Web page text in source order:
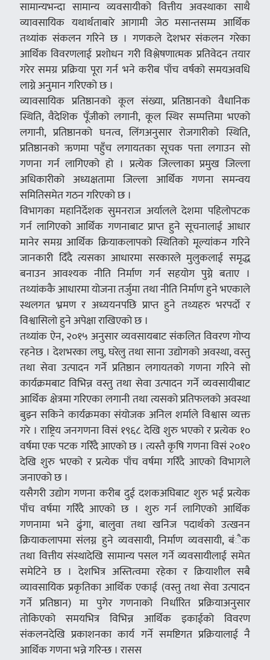
सामान्यभन्दा सामान्य व्यवसायीको वित्तीय अवस्थाका साथै
व्यावसायिक यथार्थताबारे आगामी जेठ मसान्तसम्म आर्थिक
तथ्यांक संकलन गरिने छ । गणकले देशभर संकलन गरेका
आर्थिक विवरणलाई प्रशोधन गरी विश्लेषणात्मक प्रतिवेदन तयार
गरेर समग्र प्रक्रिया पूरा गर्न भने करीब पाँच वर्षको समयअवधि
लाग्ने अनुमान गरिएको छ ।
व्यावसायिक प्रतिष्ठानको कूल संख्या, प्रतिष्ठानको वैधानिक
स्थिति, वैदेशिक पूँजीको लगानी, कूल स्थिर सम्पत्तिमा भएको
लगानी, प्रतिष्ठानको घनत्व, लिंगअनुसार रोजगारीको स्थिति,
प्रतिष्ठानको ऋणमा पहुँच लगायतका सूचक पत्ता लगाउन सो
गणना गर्न लागिएको हो । प्रत्येक जिल्लाका प्रमुख जिल्ला
अधिकारीको अध्यक्षतामा जिल्ला आर्थिक गणना समन्वय
समितिसमेत गठन गरिएको छ ।
विभागका महानिर्देशक सुमनराज अर्यालले देशमा पहिलोपटक
गर्न लागिएको आर्थिक गणनाबाट प्राप्त हुने सूचनालाई आधार
मानेर समग्र आर्थिक क्रियाकलापको स्थितिको मूल्यांकन गरिने
जानकारी दिँदै त्यसका आधारमा सरकारले मुलुकलाई समृद्ध
बनाउन आवश्यक नीति निर्माण गर्न सहयोग पुग्ने बताए ।
तथ्यांककै आधारमा योजना तर्जुमा तथा नीति निर्माण हुने भएकाले
स्थलगत भ्रमण र अध्ययनपछि प्राप्त हुने तथ्यहरु भरपर्दो र
विश्वासिलो हुने अपेक्षा राखिएको छ ।
तथ्यांक ऐन, २०१५ अनुसार व्यवसायबाट संकलित विवरण गोप्य
रहनेछ । देशभरका लघु, घरेलु तथा साना उद्योगको अवस्था, वस्तु
तथा सेवा उत्पादन गर्ने प्रतिष्ठान लगायतको गणना गरिने सो
कार्यक्रमबाट विभिन्न वस्तु तथा सेवा उत्पादन गर्ने व्यवसायीबाट
आर्थिक क्षेत्रमा गरिएका लगानी तथा त्यसको प्रतिफलको अवस्था
बुझ्न सकिने कार्यक्रमका संयोजक अनिल शर्माले विश्वास व्यक्त
गरे । राष्ट्रिय जनगणना विसं १९६८ देखि शुरु भएको र प्रत्येक १०
वर्षमा एक पटक गरिँदै आएको छ । त्यस्तै कृषि गणना विसं २०१०
देखि शुरु भएको र प्रत्येक पाँच वर्षमा गरिँदै आएको विभागले
जनाएको छ ।
यसैगरी उद्योग गणना करीब दुई दशकअघिबाट शुरु भई प्रत्येक
पाँच वर्षमा गरिँदै आएको छ । शुरु गर्न लागिएको आर्थिक
गणनामा भने ढुंगा, बालुवा तथा खनिज पदार्थको उत्खनन
क्रियाकलापमा संलग्न हुने व्यवसायी, निर्माण व्यवसायी, बंैक
तथा वित्तीय संस्थादेखि सामान्य पसल गर्ने व्यवसायीलाई समेत
समेटिने छ । देशभित्र अस्तित्वमा रहेका र क्रियाशील सबै
व्यावसायिक प्रकृतिका आर्थिक एकाई (वस्तु तथा सेवा उत्पादन
गर्ने प्रतिष्ठान) मा पुगेर गणनाको निर्धारित प्रक्रियाअनुसार
तोकिएको समयभित्र विभिन्न आर्थिक इकाईको विवरण
संकलनदेखि प्रकाशनका कार्य गर्ने समष्टिगत प्रक्रियालाई नै
आर्थिक गणना भन्ने गरिन्छ । रासस